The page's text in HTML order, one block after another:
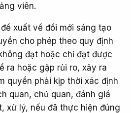
viên.
xuất về đổi mới sáng tạo
cho phép theo quy định
đạt hoặc chỉ đạt được
ra hoặc gặp rủi ro, xảy ra
quyền phải kịp thời xác định
quan, chủ quan, đánh giá
xử lý, nếu đã thực hiện đúng